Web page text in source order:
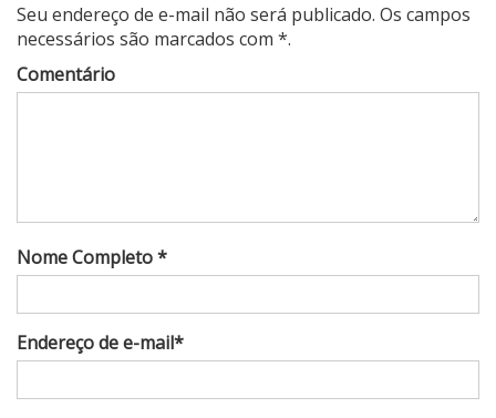
Seu endereço de e-mail não será publicado. Os campos
necessários são marcados com *.
Comentário
Nome Completo *
Endereço de e-mail*